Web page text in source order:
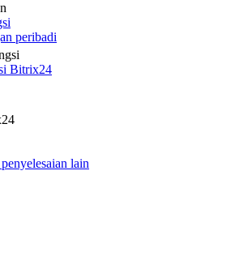
peribadi
Bitrix24
lain